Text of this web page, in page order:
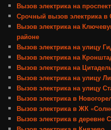
Вызов электрика на
Срочный вызов электрика в
Вызов электрика на
районе
Вызов электрика на улицу
Вызов электрика на
Вызов электрика на
Вызов электрика на улицу
Вызов электрика на улицу
Вызов электрика в
Вызов электрика в ЖК
Вызов электрика в деревне